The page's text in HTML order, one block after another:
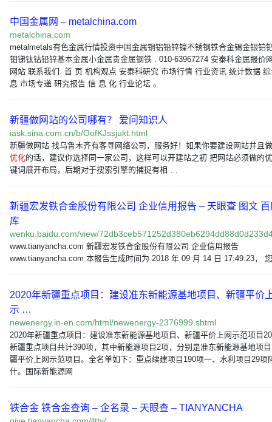
中国金属网 – metalchina.com
metalchina.com
metalmetals有色金属行情投资中国金属铜铝铅锌镍不锈钢铁合金锡金银铂
钼锑钛钴铅锌基本金属小金属贵金属钢铁 . 010-63967274 安泰科金属报价
网站 联系我们. 首 页 机构观点 安泰科研究 市场行情 行业资讯 统计数据
息 市场专递 研究报告 信 息 化 行业论坛 。
新疆做网站的公司哪有？ 爱问知识人
iask.sina.com.cn/b/OofKJssjukt.html
新疆做网站 找乌鲁木齐有客寻网络公司，服务好！如果你要建设网站并且做
优化的话，建议你选择同一家公司，这样可以开建站之初 把网站必须做的
键词展开布局，后期对于搜索引擎的捕捉有相 …
新疆宏发铁合金股份有限公司 企业信用报告 – 天眼查 图文
库
wenku.baidu.com/view/
www.tianyancha.com 新疆宏发铁合金股份有限公司 企业信用报告
www.tianyancha.com 本报告生成时间为 2018 年 09 月 14 日 17:49:23，
2020年新疆重点项目：建设准东新能源基地项目、新疆平价
示 …
newenergy.in-en.com/html/newenergy-2376999.shtml
2020年新疆重点项目：建设准东新能源基地项目、新疆平价上网示范项目
新疆重点项目共计390项，其中新能源项目2项，分别是准东新能源基地项
疆平价上网示范项目。全名单如下：重点续建项目190项一、水利项目29项
什。国际新能源网
铁合金 铁合金查询 – 企名录 – 天眼查 – TIANYANCHA